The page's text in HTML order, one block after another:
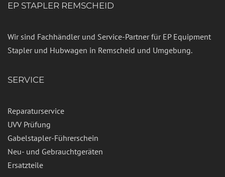
EP STAPLER REMSCHEID
Wir sind Fachhändler und Service-Partner für EP Equipment
Stapler und Hubwagen in Remscheid und Umgebung.
SERVICE
Reparaturservice
UVV Prüfung
Gabelstapler-Führerschein
Neu- und Gebrauchtgeräten
Ersatzteile